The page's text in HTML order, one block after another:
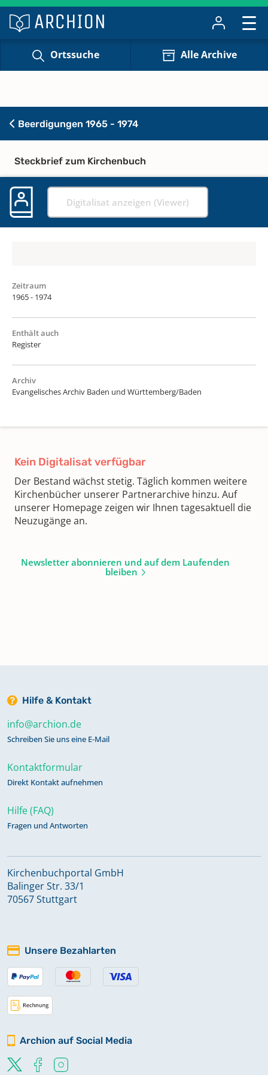
Ortssuche Alle Archive
Beerdigungen 1965 - 1974
Steckbrief zum Kirchenbuch
Digitalisat anzeigen (Viewer)
Zeitraum
1965 - 1974
Enthält auch
Register
Archiv
Evangelisches Archiv Baden und Württemberg/Baden
Kein Digitalisat verfügbar
Der Bestand wächst stetig. Täglich kommen weitere
Kirchenbücher unserer Partnerarchive hinzu. Auf
unserer Homepage zeigen wir Ihnen tagesaktuell die
Neuzugänge an.
Newsletter abonnieren und auf dem Laufenden
bleiben
Hilfe & Kontakt
info@archion.de
Schreiben Sie uns eine E-Mail
Kontaktformular
Direkt Kontakt aufnehmen
Hilfe (FAQ)
Fragen und Antworten
Kirchenbuchportal GmbH
Balinger Str. 33/1
70567 Stuttgart
Unsere Bezahlarten
Archion auf Social Media